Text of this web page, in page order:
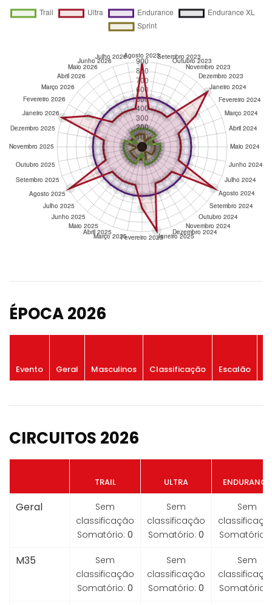
ÉPOCA 2026
Evento Geral Masculinos Classificação Escalão
CIRCUITOS 2026
TRAIL ULTRA ENDURANCE
Geral
Sem
classificação
Somatório: 0
Sem
classificação
Somatório: 0
Sem
Somatório:
M35
Sem
classificação
Somatório: 0
Sem
classificação
Somatório: 0
Sem
Somatório: